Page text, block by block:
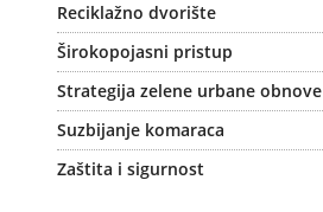
Reciklažno dvorište
Širokopojasni pristup
Strategija zelene urbane obnove
Suzbijanje komaraca
Zaštita i sigurnost